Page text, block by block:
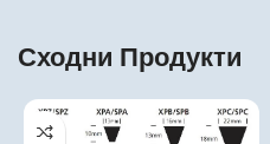
Сходни Продукти